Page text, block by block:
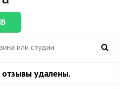
отзывы удалены.